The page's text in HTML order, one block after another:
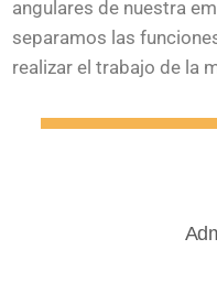
angulares de nuestra
separamos las
realizar el trabajo de la